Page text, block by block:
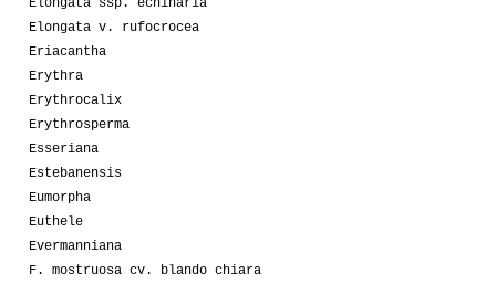
Elongata ssp. echinaria
Elongata v. rufocrocea
Eriacantha
Erythra
Erythrocalix
Erythrosperma
Esseriana
Estebanensis
Eumorpha
Euthele
Evermanniana
F. mostruosa cv. blando chiara